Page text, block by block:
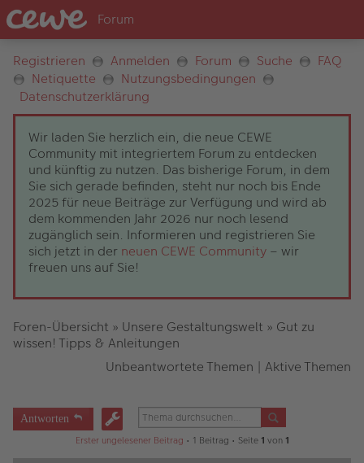
Registrieren Anmelden Forum Suche
FAQ
Netiquette
Nutzungsbedingungen
Datenschutzerklärung
Wir laden Sie herzlich ein, die neue CEWE
Community mit integriertem Forum zu entdecken
und künftig zu nutzen. Das bisherige Forum, in dem
Sie sich gerade befinden, steht nur noch bis Ende
2025 für neue Beiträge zur Verfügung und wird ab
dem kommenden Jahr 2026 nur noch lesend
zugänglich sein. Informieren und registrieren Sie
sich jetzt in der neuen CEWE Community – wir
freuen uns auf Sie!
Foren-Übersicht » Unsere Gestaltungswelt » Gut zu
wissen! Tipps & Anleitungen
Unbeantwortete Themen | Aktive Themen
Antworten
Erster ungelesener Beitrag • 1 Beitrag • Seite 1 von 1